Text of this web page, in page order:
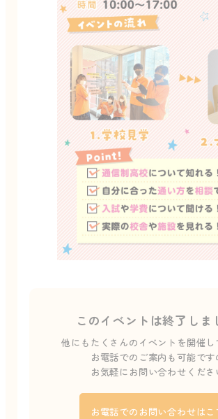
このイベントは終了しま
他にもたくさんのイベントを開催し
お電話でのご案内も可能で
お気軽にお問い合わせくださ
お電話でのお問い合わせはこ